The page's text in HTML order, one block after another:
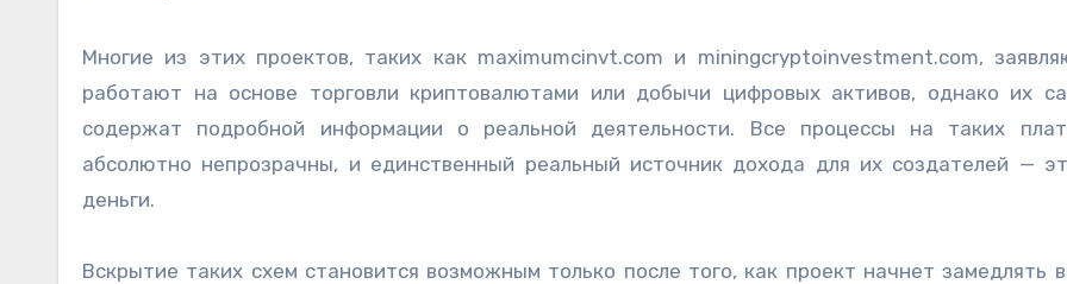
Многие из этих проектов, таких как maximumcinvt.com и miningcryptoinvestment.com,
работают на основе торговли криптовалютами или добычи цифровых активов, однако их
содержат подробной информации о реальной деятельности. Все процессы на таких
абсолютно непрозрачны, и единственный реальный источник дохода для их создателей —
деньги.
Вскрытие таких схем становится возможным только после того, как проект начнет замедлять